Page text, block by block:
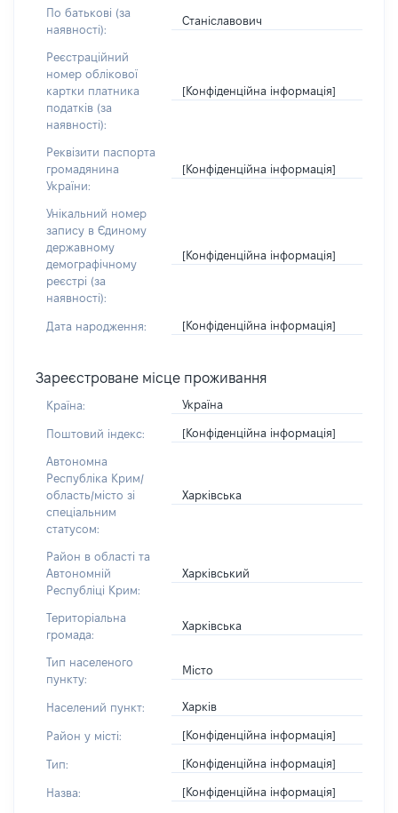
По батькові (за
наявності):
Станіславович
Реєстраційний
номер облікової
картки платника
податків (за
наявності):
[Конфіденційна інформація]
Реквізити паспорта
громадянина
України:
[Конфіденційна інформація]
Унікальний номер
запису в Єдиному
державному
демографічному
реєстрі (за
наявності):
[Конфіденційна інформація]
Дата народження: [Конфіденційна інформація]
Зареєстроване місце проживання
Країна: Україна
Поштовий індекс: [Конфіденційна інформація]
Автономна
Республіка Крим/
область/місто зі
спеціальним
статусом:
Харківська
Район в області та
Автономній
Республіці Крим:
Харківський
Територіальна
громада:
Харківська
Тип населеного
пункту:
Місто
Населений пункт: Харків
Район у місті: [Конфіденційна інформація]
Тип: [Конфіденційна інформація]
Назва: [Конфіденційна інформація]